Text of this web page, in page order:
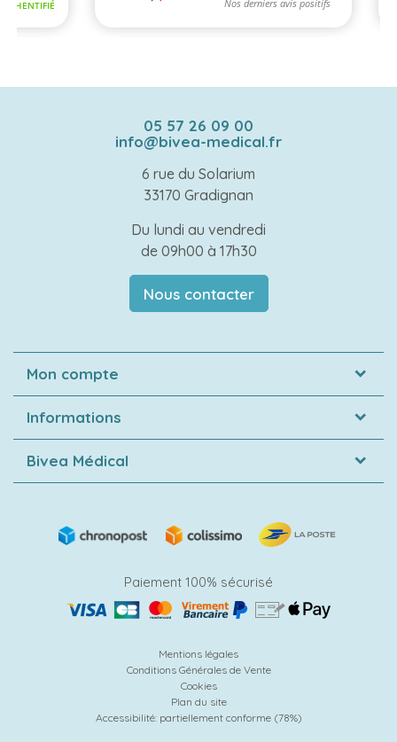
05 57 26 09 00
info@bivea-medical.fr
6 rue du Solarium
33170 Gradignan
Du lundi au vendredi
de 09h00 à 17h30
Nous contacter
Mon compte
Informations
Bivea Médical
Paiement 100% sécurisé
Mentions légales
Conditions Générales de Vente
Cookies
Plan du site
Accessibilité: partiellement conforme (78%)